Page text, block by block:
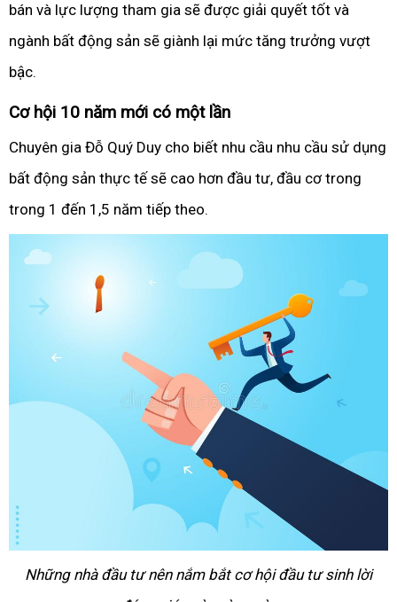
bán và lực lượng tham gia sẽ được giải quyết tốt và
ngành bất động sản sẽ giành lại mức tăng trưởng vượt
bậc.
Cơ hội 10 năm mới có một lần
Chuyên gia Đỗ Quý Duy cho biết nhu cầu nhu cầu sử dụng
bất động sản thực tế sẽ cao hơn đầu tư, đầu cơ trong
trong 1 đến 1,5 năm tiếp theo.
Những nhà đầu tư nên nắm bắt cơ hội đầu tư sinh lời